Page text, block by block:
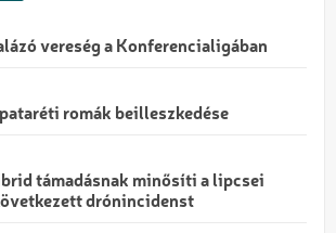
vereség a Konferencialigában
romák beilleszkedése
támadásnak minősíti a lipcsei
drónincidenst